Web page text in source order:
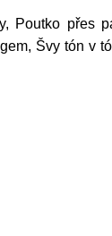
Poutko přes
Švy tón v